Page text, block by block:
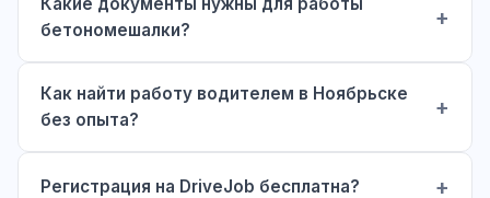
бетономешалки?
Как найти работу водителем в Ноябрьске
без опыта?
Регистрация на DriveJob бесплатна?